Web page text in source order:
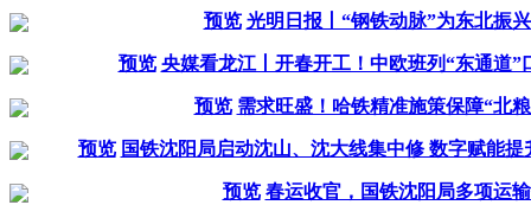
预览 光明日报丨“钢铁动脉”为东北振
预览 央媒看龙江丨开春开工！中欧班列“东通道”
预览 需求旺盛！哈铁精准施策保障“北
预览 国铁沈阳局启动沈山、沈大线集中修 数字赋能
预览 春运收官，国铁沈阳局多项运